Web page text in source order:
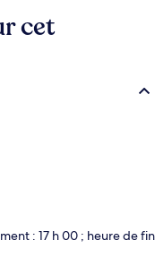
cet
: 17 h 00 ; heure de fin